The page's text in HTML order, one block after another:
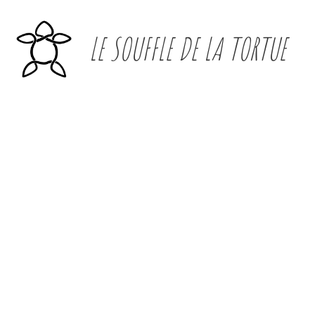
LE SOUFFLEDE LA TORTUE